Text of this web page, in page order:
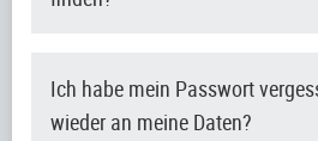
Ich habe mein Passwort
wieder an meine Daten?